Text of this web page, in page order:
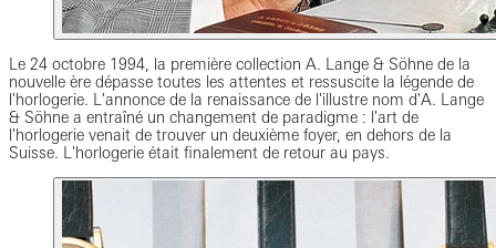
Le 24 octobre 1994, la première collection A. Lange & Söhne de la
nouvelle ère dépasse toutes les attentes et ressuscite la légende de
l'horlogerie. L'annonce de la renaissance de l'illustre nom d'A. Lange
& Söhne a entraîné un changement de paradigme : l'art de
l'horlogerie venait de trouver un deuxième foyer, en dehors de la
Suisse. L'horlogerie était finalement de retour au pays.